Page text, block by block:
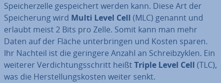
Spei­cher­zel­le ge­spei­chert werden kann. Diese Art der
Spei­che­rung wird Multi Level Cell (MLC) genannt und
erlaubt meist 2 Bits pro Zelle. Somit kann man mehr
Daten auf der Fläche un­ter­brin­gen und Kosten sparen.
Ihr Nachteil ist die geringere Anzahl an Schreib­zy­klen. Ein
weiterer Ver­dich­tungs­schritt heißtTriple Level Cell (TLC),
was die Her­stel­lungs­kos­ten weiter senkt.